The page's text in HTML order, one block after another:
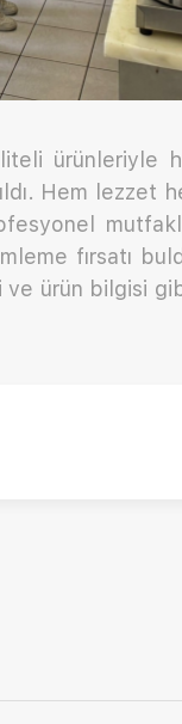
ürünleriyle
Hem lezzet
fırsatı
ürün bilgisi